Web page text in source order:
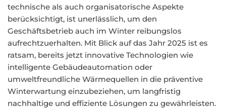
technische als auch organisatorische Aspekte
berücksichtigt, ist unerlässlich, um den
Geschäftsbetrieb auch im Winter reibungslos
aufrechtzuerhalten. Mit Blick auf das Jahr 2025 ist es
ratsam, bereits jetzt innovative Technologien wie
intelligente Gebäudeautomation oder
umweltfreundliche Wärmequellen in die präventive
Winterwartung einzubeziehen, um langfristig
nachhaltige und effiziente Lösungen zu gewährleisten.